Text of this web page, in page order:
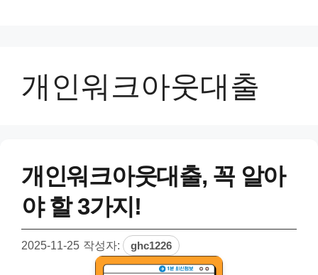
개인워크아웃대출
개인워크아웃대출, 꼭 알아
야 할 3가지!
2025-11-25 작성자: ghc1226